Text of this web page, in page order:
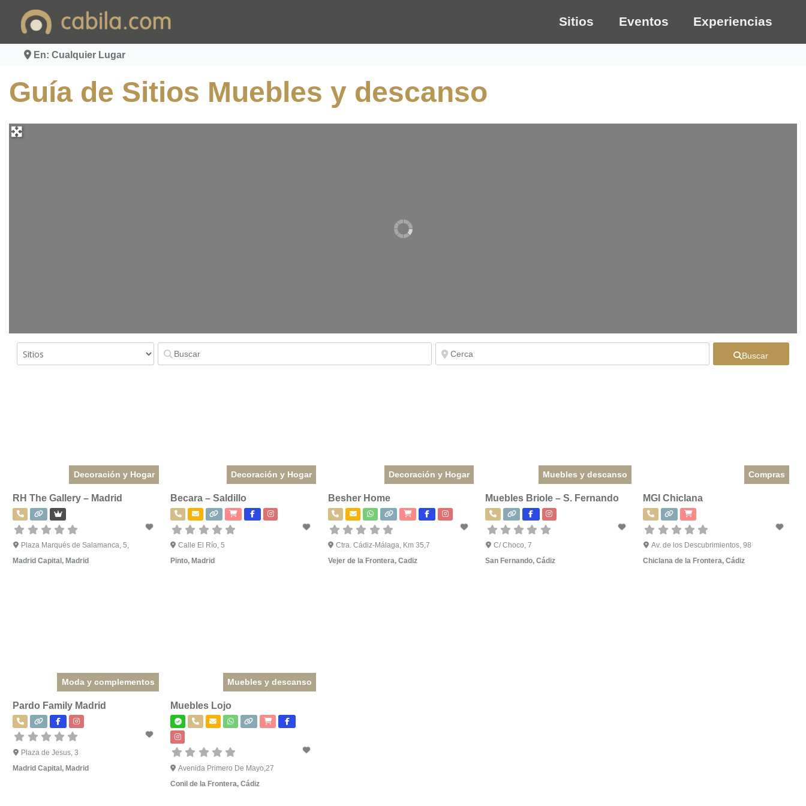
Sitios Eventos Experiencias
En: Cualquier Lugar
Guía de Sitios Muebles y descanso
Buscar
Decoración y Hogar
RH The Gallery – Madrid
Plaza Marqués de Salamanca, 5,
Madrid Capital , Madrid
Decoración y Hogar
Becara – Saldillo
Calle El Río, 5
Pinto, Madrid
Decoración y Hogar
Besher Home
Ctra. Cádiz-Málaga, Km 35,7
Vejer de la Frontera, Cadiz
Muebles y descanso
Muebles Briole – S. Fernando
C/ Choco, 7
San Fernando,Cádiz
Compras
MGI Chiclana
Av. de los Descubrimientos, 98
Chiclana de la Frontera,Cádiz
Moda y complementos
Pardo Family Madrid
Plaza de Jesus, 3
Madrid Capital, Madrid
Muebles y descanso
Muebles Lojo
Avenida Primero De Mayo,27
Conil de la Frontera, Cádiz